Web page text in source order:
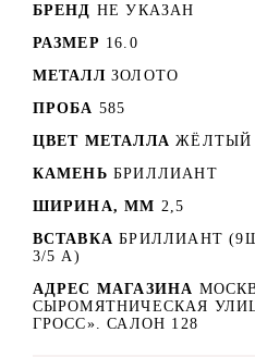
БРЕНД НЕ УКАЗАН
РАЗМЕР 16.0
МЕТАЛЛ ЗОЛОТО
ПРОБА 585
ЦВЕТ МЕТАЛЛА ЖЁЛТЫЙ
КАМЕНЬ БРИЛЛИАНТ
ШИРИНА, ММ 2,5
ВСТАВКА БРИЛЛИАНТ
3/5 А)
АДРЕС МАГАЗИНА
СЫРОМЯТНИЧЕСКАЯ
ГРОСС». САЛОН 128